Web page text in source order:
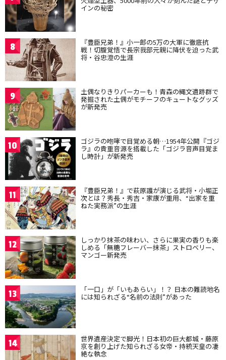
インの秘密
8 『豊臣兄弟！』小一郎の5万の大軍に徹底抗
戦！切腹覚悟で長宗我部元親に降伏を迫った武
将・谷忠澄の生涯
9 土偶なりきりパーカーも！青森の縄文遺跡群で
発掘された土偶がモチーフのキュートなグッズ
が新発売
10 ゴジラの咆哮で目覚める朝…1954年公開『ゴジ
ラ』の貴重音源を搭載した「ゴジラ音声目覚ま
し時計」が新発売
11 『豊臣兄弟！』で萩原護が演じる武将・小堀正
次とは？秀長・秀吉・家康が重用、“出家を重
ねた実務派”の生涯
12 しっかり抹茶の味わい、さらに果実の香りも楽
しめる「無糖フレーバー抹茶」ストロベリー、
マンゴー新発売
13 「一口」が「いもあらい」！？ 日本の難読地名
には知られざる“名前の法則”があった
14 世界遺産決定で脚光！日本初の巨大都城・藤原
京を創り上げた知られざる女帝・持統天皇の凄
絶な執念